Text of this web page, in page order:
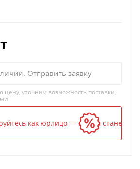
Отправить заявку
цену, уточним возможность поставки,
как юрлицо — и цена станет